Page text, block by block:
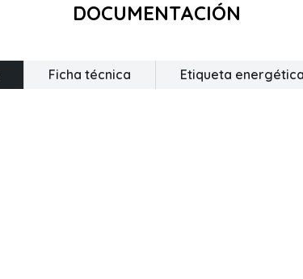
DOCUMENTACIÓN
Ficha técnica Etiqueta energética